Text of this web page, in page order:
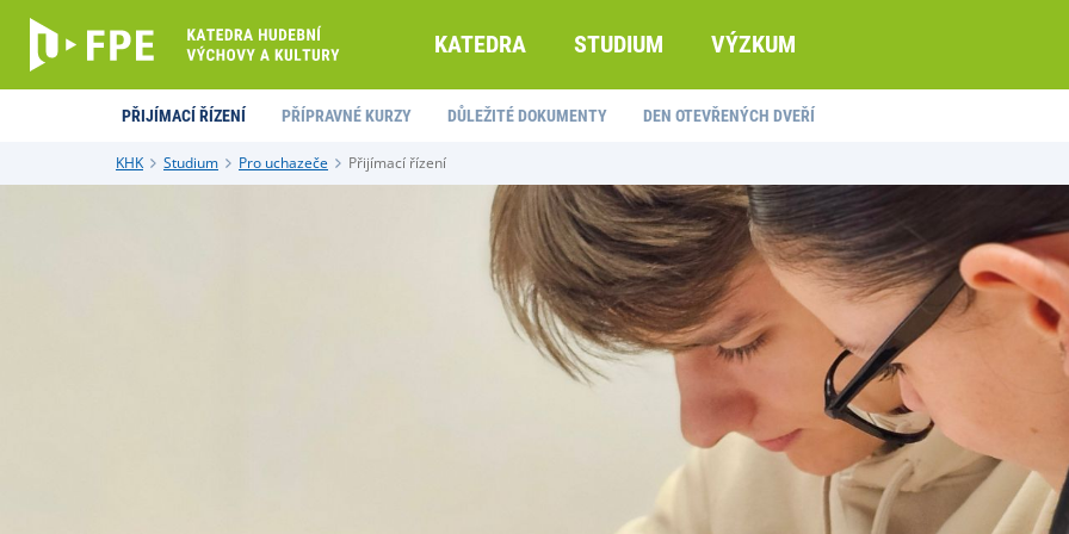
KATEDRA STUDIUM VÝZKUM
PŘIJÍMACÍ ŘÍZENÍ PŘÍPRAVNÉ KURZY DŮLEŽITÉ DOKUMENTY DEN OTEVŘENÝCH DVEŘÍ
KHK Studium Pro uchazeče Přijímací řízení